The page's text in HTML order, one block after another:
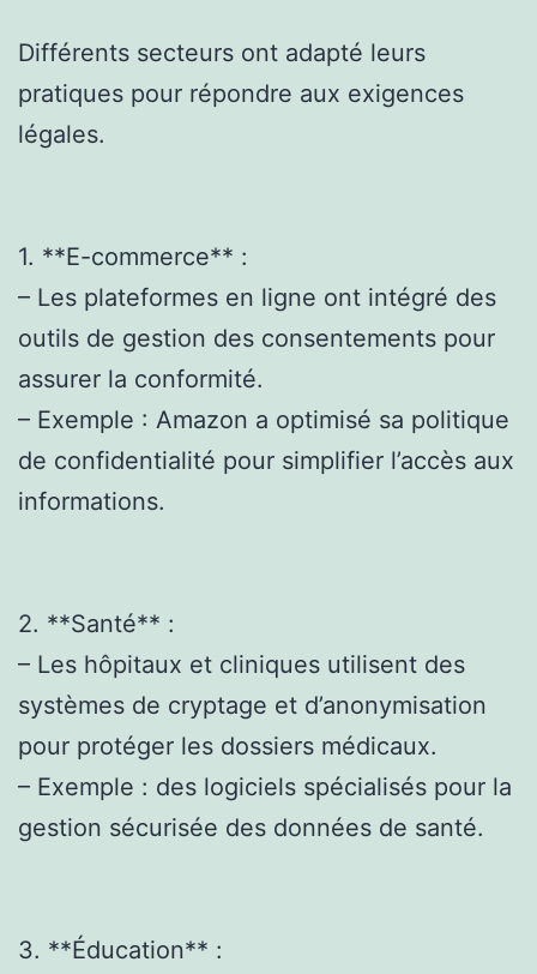
Différents secteurs ont adapté leurs
pratiques pour répondre aux exigences
légales.
1. **E-commerce** :
– Les plateformes en ligne ont intégré des
outils de gestion des consentements pour
assurer la conformité.
– Exemple : Amazon a optimisé sa politique
de confidentialité pour simplifier l’accès aux
informations.
2. **Santé** :
– Les hôpitaux et cliniques utilisent des
systèmes de cryptage et d’anonymisation
pour protéger les dossiers médicaux.
– Exemple : des logiciels spécialisés pour la
gestion sécurisée des données de santé.
3. **Éducation** :